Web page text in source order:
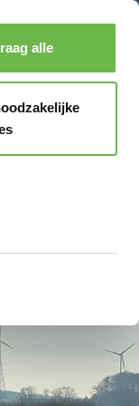
alle
Menu